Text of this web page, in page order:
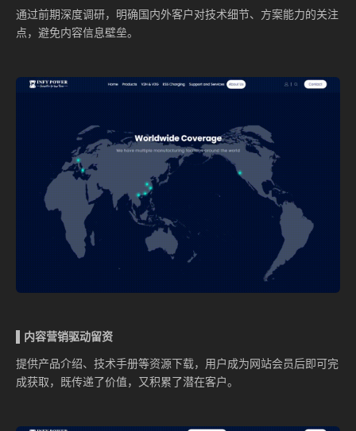
通过前期深度调研，明确国内外客户对技术细节、方案能力的关注
点，避免内容信息壁垒。
▌内容营销驱动留资
提供产品介绍、技术手册等资源下载，用户成为网站会员后即可完
成获取，既传递了价值，又积累了潜在客户。